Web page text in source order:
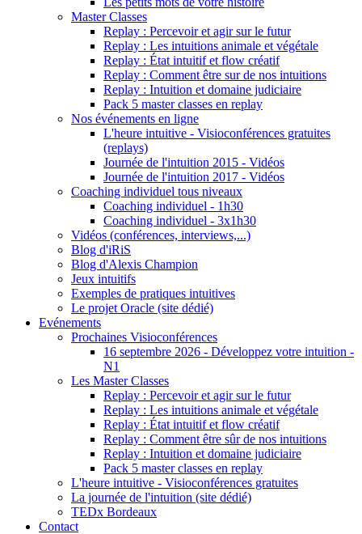
Master Classes
Replay : Percevoir et agir sur le futur
Replay : Les intuitions animale et végétale
Replay : État intuitif et flow créatif
Replay : Comment être sur de nos intuitions
Replay : Intuition et domaine judiciaire
Pack 5 master classes en replay
Nos événements en ligne
L'heure intuitive - Visioconférences gratuites
(replays)
Journée de l'intuition 2015 - Vidéos
Journée de l'intuition 2017 - Vidéos
Coaching individuel tous niveaux
Coaching individuel - 1h30
Coaching individuel - 3x1h30
Vidéos (conférences, interviews,...)
Blog d'iRiS
Blog d'Alexis Champion
Jeux intuitifs
Exemples de pratiques intuitives
Le projet Oracle (site dédié)
Evénements
Prochaines Visioconférences
16 septembre 2026 - Développez votre intuition -
N1
Les Master Classes
Replay : Percevoir et agir sur le futur
Replay : Les intuitions animale et végétale
Replay : État intuitif et flow créatif
Replay : Comment être sûr de nos intuitions
Replay : Intuition et domaine judiciaire
Pack 5 master classes en replay
L'heure intuitive - Visioconférences gratuites
La journée de l'intuition (site dédié)
TEDx Bordeaux
Contact